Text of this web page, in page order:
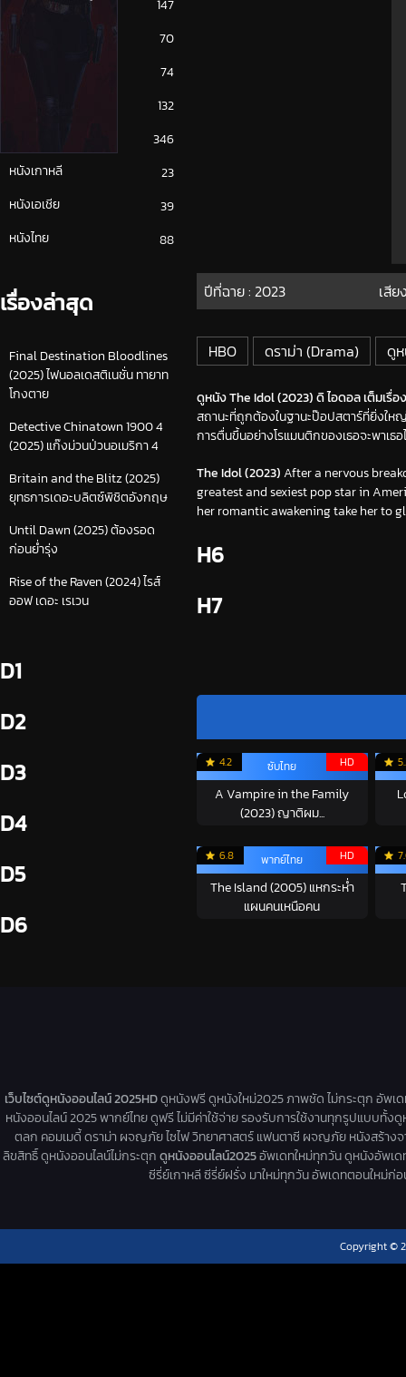
147
70
74
132
346
หนังเกาหลี
23
หนังเอเชีย
39
หนังไทย
88
เรื่องล่าสุด
Final Destination Bloodlines
(2025) ไฟนอลเดสติเนชั่น ทายาท
โกงตาย
Detective Chinatown 1900 4
(2025) แก๊งม่วนป่วนอเมริกา 4
Britain and the Blitz (2025)
ยุทธการเดอะบลิตซ์พิชิตอังกฤษ
Until Dawn (2025) ต้องรอด
ก่อนย่ำรุ่ง
Rise of the Raven (2024) ไรส์
ออฟ เดอะ เรเวน
D1
D2
D3
D4
D5
D6
ปีที่ฉาย : 2023 เสีย
HBO ดราม่า (Drama) ดู
ดูหนัง The Idol (2023) ดิ ไอดอล เต็มเรื่อง
สถานะที่ถูกต้องในฐานะป๊อปสตาร์ที่ยิ่งให
การตื่นขึ้นอย่างโรแมนติกของเธอจะพาเ
The Idol (2023)After a nervous
greatest and sexiest pop star in
her romantic awakening take her to
H6
H7
4.2 HD
ซับไทย
A Vampire in the Family
(2023) ญาติผม...
6.8 HD
พากย์ไทย
The Island (2005) แหกระห่ำ
แผนคนเหนือคน
เว็บไซต์ดูหนังออนไลน์ 2025HDดูหนังฟรี ดูหนังใหม่2025 ภาพชัด ไม่กระตุก อัพเ
หนังออนไลน์ 2025 พากย์ไทย ดูฟรี ไม่มีค่าใช้จ่าย รองรับการใช้งานทุกรูปแบบทั้
ตลก คอมเมดี้ ดราม่า ผจญภัย ไซไฟ วิทยาศาสตร์ แฟนตาซี ผจญภัย หนังสร้างจ
ลิขสิทธิ์ ดูหนังออนไลน์ไม่กระตุกดูหนังออนไลน์2025อัพเดทใหม่ทุกวัน ดูหนังอัพเด
ซีรี่ย์เกาหลี ซีรี่ย์ฝรั่ง มาใหม่ทุกวัน อัพเดทตอนใหม่ก่
Copyright ©